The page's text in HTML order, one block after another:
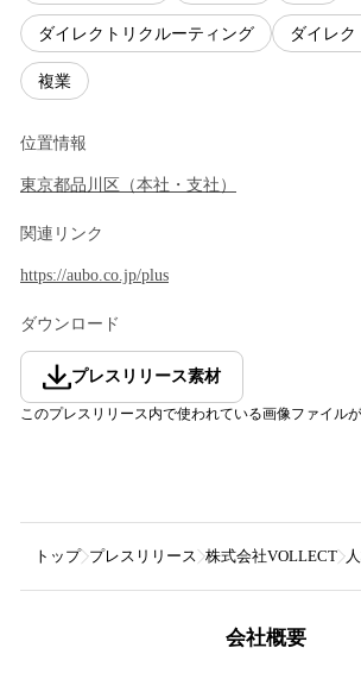
ダイレクトリクルーティング ダイレ
複業
位置情報
東京都品川区 （本社・支社 ）
関連リンク
https://aubo.co.jp/plus
ダウンロード
プレスリリース素材
このプレスリリース内で使われている画像ファイル
トップ プレスリリース 株式会社VOLLECT
会社概要